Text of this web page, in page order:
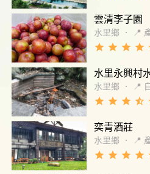
雲清李子園
水里鄉 ． 📍
grade grade grade grade
水里永興村
水里鄉 ． 📍
grade grade grade star_half
奕青酒莊
水里鄉 ． 📍
grade grade grade grade